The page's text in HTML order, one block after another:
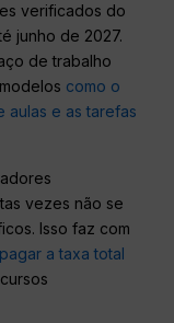
verificados do
junho de 2027.
de trabalho
como o
aulas e as tarefas
vezes não se
Isso faz com
a taxa total